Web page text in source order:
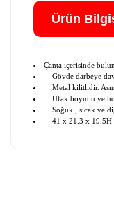
Ürün
Çanta içerisinde
Gövde darbeye
Metal kilitlidir.
Ufak boyutlu ve
Soğuk , sıcak ve
41 x 21.3 x 19.5H